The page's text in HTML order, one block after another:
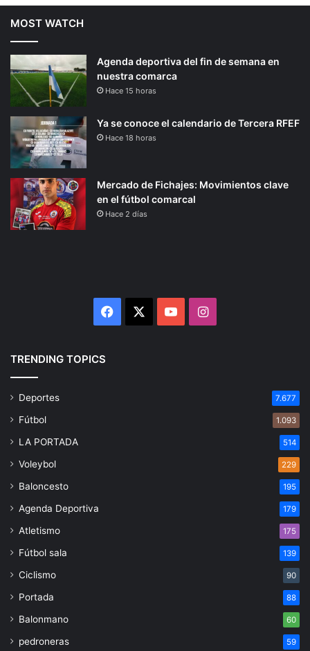
MOST WATCH
Agenda deportiva del fin de semana en
nuestra comarca
Hace 15 horas
Ya se conoce el calendario de Tercera RFEF
Hace 18 horas
Mercado de Fichajes: Movimientos clave
en el fútbol comarcal
Hace 2 días
Facebook YouTubeInstagram
TRENDING TOPICS
Deportes 7.677
Fútbol 1.093
LA PORTADA 514
Voleybol 229
Baloncesto 195
Agenda Deportiva 179
Atletismo 175
Fútbol sala 139
Ciclismo 90
Portada 88
Balonmano 60
pedroneras 59